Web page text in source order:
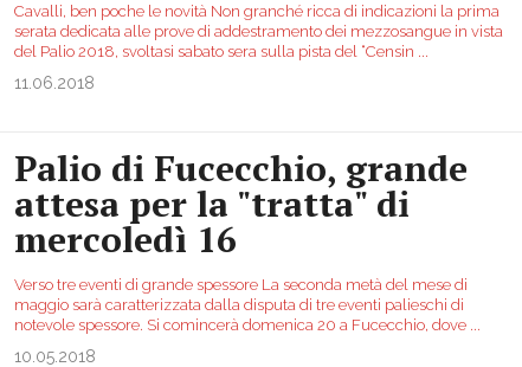
Cavalli, ben poche le novità Non granché ricca di indicazioni la prima
serata dedicata alle prove di addestramento dei mezzosangue in vista
del Palio 2018, svoltasi sabato sera sulla pista del “Censin
11.06.2018
Palio di Fucecchio, grande
attesa per la "tratta" di
mercoledì 16
Verso tre eventi di grande spessore La seconda metà del mese di
maggio sarà caratterizzata dalla disputa di tre eventi palieschi di
notevole spessore. Si comincerà domenica 20 a Fucecchio, dove
10.05.2018